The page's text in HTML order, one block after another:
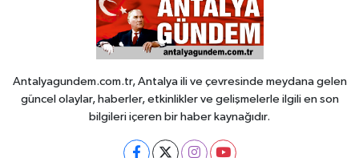
Antalyagundem.com.tr, Antalya ili ve çevresinde meydana gelen
güncel olaylar, haberler, etkinlikler ve gelişmelerle ilgili en son
bilgileri içeren bir haber kaynağıdır.